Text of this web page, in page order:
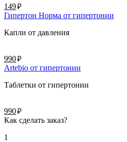
149руб.
Гипертон Норма от гипертонии
Капли от давления
990руб.
Artebio от гипертонии
Таблетки от гипертонии
990руб.
Как сделать заказ?
1